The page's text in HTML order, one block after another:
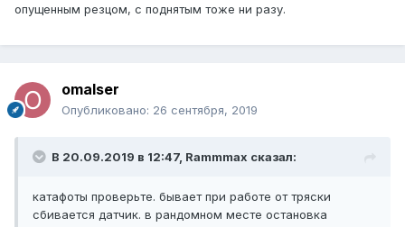
опущенным резцом, с поднятым тоже ни разу.
omalser
Опубликовано: 26 сентября, 2019
В 20.09.2019 в 12:47, Rammmax сказал:
катафоты проверьте. бывает при работе от тряски
сбивается датчик. в рандомном месте остановка